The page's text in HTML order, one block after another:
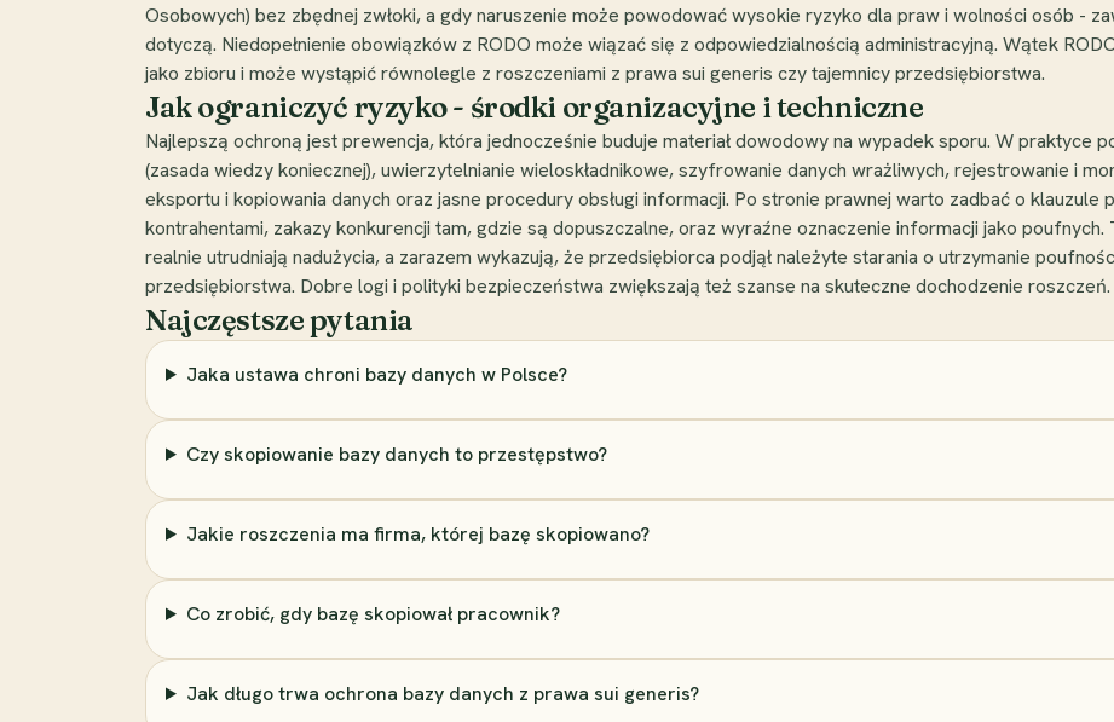
Osobowych) bez zbędnej zwłoki, a gdy naruszenie może powodować wysokie ryzyko dla praw i wolności osób -
dotyczą. Niedopełnienie obowiązków z RODO może wiązać się z odpowiedzialnością administracyjną. Wątek
jako zbioru i może wystąpić równolegle z roszczeniami z prawa sui generis czy tajemnicy przedsiębiorstwa.
Jak ograniczyć ryzyko - środki organizacyjne i techniczne
Najlepszą ochroną jest prewencja, która jednocześnie buduje materiał dowodowy na wypadek sporu. W praktyce
(zasada wiedzy koniecznej), uwierzytelnianie wieloskładnikowe, szyfrowanie danych wrażliwych, rejestrowanie i
eksportu i kopiowania danych oraz jasne procedury obsługi informacji. Po stronie prawnej warto zadbać o klauzule
kontrahentami, zakazy konkurencji tam, gdzie są dopuszczalne, oraz wyraźne oznaczenie informacji jako poufnych.
realnie utrudniają nadużycia, a zarazem wykazują, że przedsiębiorca podjął należyte starania o utrzymanie
przedsiębiorstwa. Dobre logi i polityki bezpieczeństwa zwiększają też szanse na skuteczne dochodzenie roszczeń.
Najczęstsze pytania
Jaka ustawa chroni bazy danych w Polsce?
Czy skopiowanie bazy danych to przestępstwo?
Jakie roszczenia ma firma, której bazę skopiowano?
Co zrobić, gdy bazę skopiował pracownik?
Jak długo trwa ochrona bazy danych z prawa sui generis?